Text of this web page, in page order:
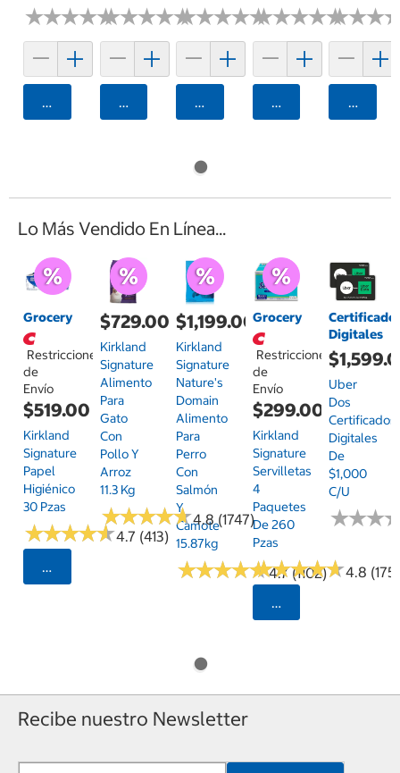
★★★★★
★★★★★
Agregar
★★★★★
★★★★★
Agregar
★★★★★
★★★★★
Agregar
★★★★★
★★★★★
Agregar
★★★
★★★
Lo Más Vendido En Línea...
Grocery
Restricciones
de
Envío
$519.00
Kirkland
Signature
Papel
Higiénico
30 Pzas
★★★★★
★★★★★4.7 (413)
Seleccionar Código Postal
$729.00
Kirkland
Signature
Alimento
Para
Gato
Con
Pollo Y
Arroz
11.3 Kg
★★★★★
★★★★★4.8 (1747)
$1,199.00
Kirkland
Signature
Nature's
Domain
Alimento
Para
Perro
Con
Salmón
Y
Camote
15.87kg
★★★★★
★★★★★4.7 (1102)
Grocery
Restricciones
de
Envío
$299.00
Kirkland
Signature
Servilletas
4
Paquetes
De 260
Pzas
★★★★★
★★★★★4.8 (175)
Seleccionar
Digitales
Uber
Dos
Certificados
Digitales
De
$1,000
C/u
★★★
★★★
Recibe nuestro Newsletter